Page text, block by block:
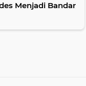
Menjadi Bandar